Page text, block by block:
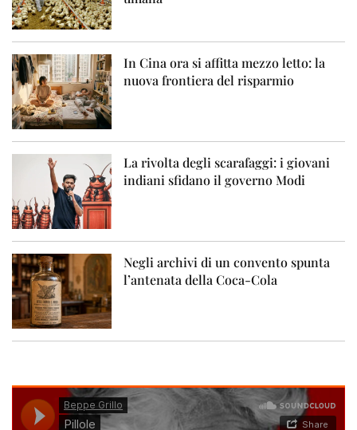
In Cina ora si affitta mezzo letto: la
nuova frontiera del risparmio
La rivolta degli scarafaggi: i giovani
indiani sfidano il governo Modi
Negli archivi di un convento spunta
l’antenata della Coca-Cola